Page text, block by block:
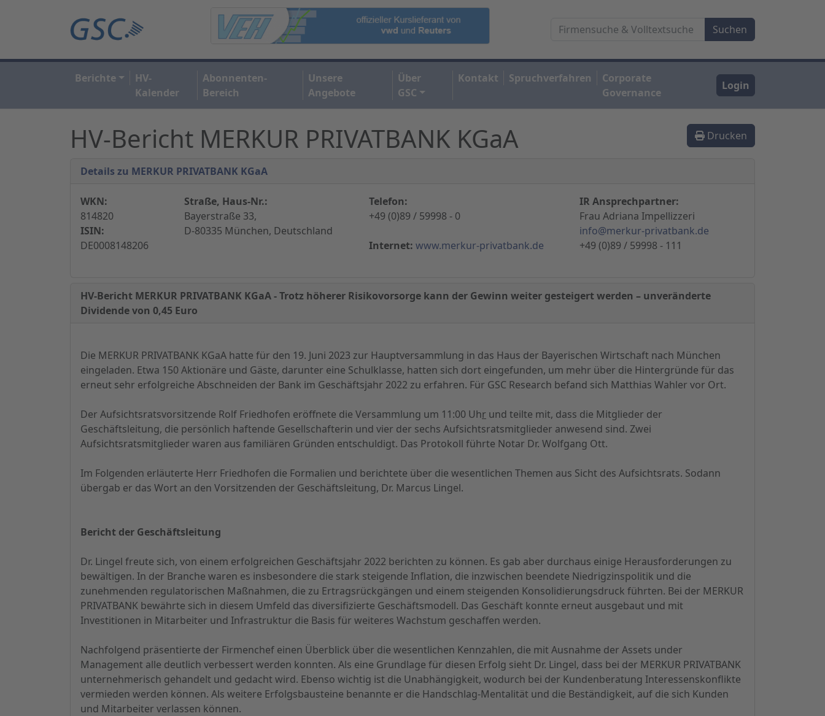
Berichte
HV-
Kalender
Abonnenten-
Bereich
Unsere
Angebote
Über
GSC
Kontakt Spruchverfahren
Corporate
Governance
Login
Drucken
HV-Bericht MERKUR PRIVATBANK KGaA
Details zu MERKUR PRIVATBANK KGaA
WKN:
814820
ISIN:
DE0008148206
Straße, Haus-Nr.:
Bayerstraße 33,
D-80335 München, Deutschland
Telefon:
+49 (0)89 / 59998 - 0
Internet: www.merkur-privatbank.de
IR Ansprechpartner:
Frau Adriana Impellizzeri
info@merkur-privatbank.de
+49 (0)89 / 59998 - 111
HV-Bericht MERKUR PRIVATBANK KGaA - Trotz höherer Risikovorsorge kann der Gewinn weiter gesteigert werden – unveränderte
Dividende von 0,45 Euro
Die MERKUR PRIVATBANK KGaA hatte für den 19. Juni 2023 zur Hauptversammlung in das Haus der Bayerischen Wirtschaft nach München
eingeladen. Etwa 150 Aktionäre und Gäste, darunter eine Schulklasse, hatten sich dort eingefunden, um mehr über die Hintergründe für das
erneut sehr erfolgreiche Abschneiden der Bank im Geschäftsjahr 2022 zu erfahren. Für GSC Research befand sich Matthias Wahler vor Ort.
Der Aufsichtsratsvorsitzende Rolf Friedhofen eröffnete die Versammlung um 11:00 Uhr und teilte mit, dass die Mitglieder der
Geschäftsleitung, die persönlich haftende Gesellschafterin und vier der sechs Aufsichtsratsmitglieder anwesend sind. Zwei
Aufsichtsratsmitglieder waren aus familiären Gründen entschuldigt. Das Protokoll führte Notar Dr. Wolfgang Ott.
Im Folgenden erläuterte Herr Friedhofen die Formalien und berichtete über die wesentlichen Themen aus Sicht des Aufsichtsrats. Sodann
übergab er das Wort an den Vorsitzenden der Geschäftsleitung, Dr. Marcus Lingel.
Bericht der Geschäftsleitung
Dr. Lingel freute sich, von einem erfolgreichen Geschäftsjahr 2022 berichten zu können. Es gab aber durchaus einige Herausforderungen zu
bewältigen. In der Branche waren es insbesondere die stark steigende Inflation, die inzwischen beendete Niedrigzinspolitik und die
zunehmenden regulatorischen Maßnahmen, die zu Ertragsrückgängen und einem steigenden Konsolidierungsdruck führten. Bei der MERKUR
PRIVATBANK bewährte sich in diesem Umfeld das diversifizierte Geschäftsmodell. Das Geschäft konnte erneut ausgebaut und mit
Investitionen in Mitarbeiter und Infrastruktur die Basis für weiteres Wachstum geschaffen werden.
Nachfolgend präsentierte der Firmenchef einen Überblick über die wesentlichen Kennzahlen, die mit Ausnahme der Assets under
Management alle deutlich verbessert werden konnten. Als eine Grundlage für diesen Erfolg sieht Dr. Lingel, dass bei der MERKUR PRIVATBANK
unternehmerisch gehandelt und gedacht wird. Ebenso wichtig ist die Unabhängigkeit, wodurch bei der Kundenberatung Interessenskonflikte
vermieden werden können. Als weitere Erfolgsbausteine benannte er die Handschlag-Mentalität und die Beständigkeit, auf die sich Kunden
und Mitarbeiter verlassen können.